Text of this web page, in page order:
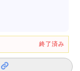
終了済み